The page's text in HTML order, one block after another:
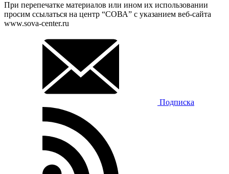
При перепечатке материалов или ином их использовании
просим ссылаться на центр “СОВА” с указанием веб-сайта
www.sova-center.ru
Подписка